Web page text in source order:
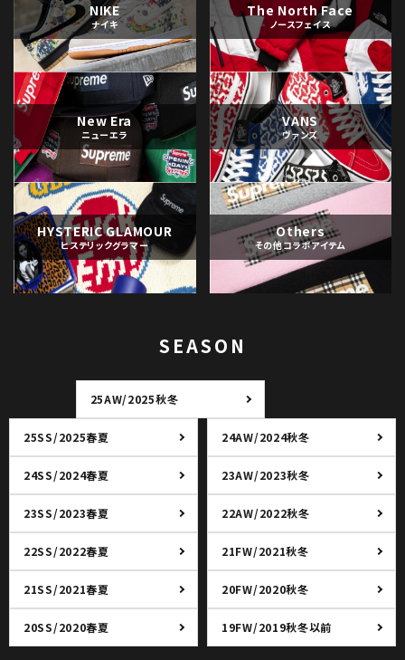
NIKE
ナイキ
The North Face
ノースフェイス
New Era
ニューエラ
VANS
ヴァンズ
HYSTERIC GLAMOUR
ヒステリックグラマー
Others
その他コラボアイテム
SEASON
25AW/2025秋冬
25SS/2025春夏 24AW/2024秋冬
24SS/2024春夏 23AW/2023秋冬
23SS/2023春夏 22AW/2022秋冬
22SS/2022春夏 21FW/2021秋冬
21SS/2021春夏 20FW/2020秋冬
20SS/2020春夏 19FW/2019秋冬以前